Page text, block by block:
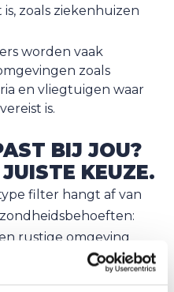
zoals ziekenhuizen
worden vaak
zoals
en vliegtuigen waar
is.
BIJ JOU?
KEUZE.
filter hangt af van
rustige omgeving
je geen allergieën?